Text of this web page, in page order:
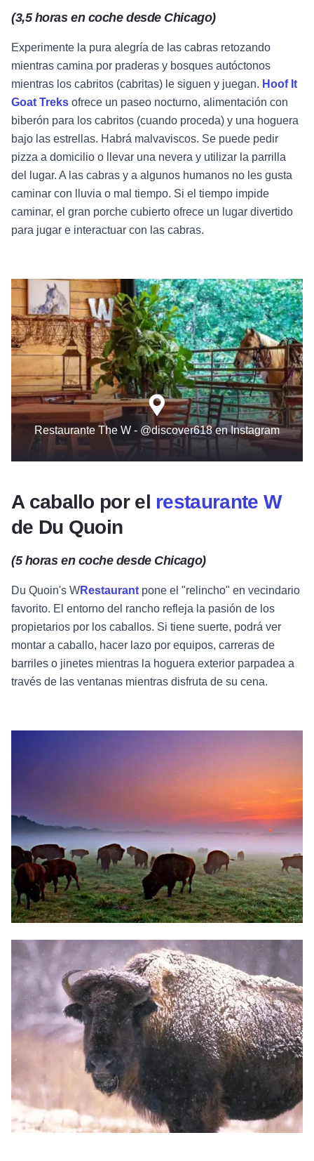
(3,5 horas en coche desde Chicago)
Experimente la pura alegría de las cabras retozando
mientras camina por praderas y bosques autóctonos
mientras los cabritos (cabritas) le siguen y juegan. Hoof It
Goat Treks ofrece un paseo nocturno, alimentación con
biberón para los cabritos (cuando proceda) y una hoguera
bajo las estrellas. Habrá malvaviscos. Se puede pedir
pizza a domicilio o llevar una nevera y utilizar la parrilla
del lugar. A las cabras y a algunos humanos no les gusta
caminar con lluvia o mal tiempo. Si el tiempo impide
caminar, el gran porche cubierto ofrece un lugar divertido
para jugar e interactuar con las cabras.
Restaurante The W - @discover618 en Instagram
A caballo por el restaurante W
de Du Quoin
(5 horas en coche desde Chicago)
Du Quoin's WRestaurant pone el "relincho" en vecindario
favorito. El entorno del rancho refleja la pasión de los
propietarios por los caballos. Si tiene suerte, podrá ver
montar a caballo, hacer lazo por equipos, carreras de
barriles o jinetes mientras la hoguera exterior parpadea a
través de las ventanas mientras disfruta de su cena.